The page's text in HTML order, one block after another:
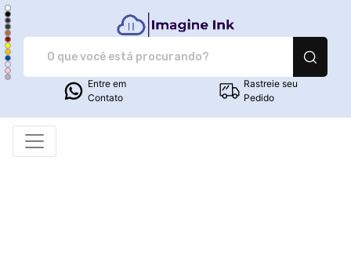
Imagine Ink -
Entre em
Contato
Rastreie seu
Pedido